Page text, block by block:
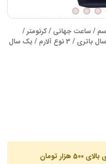
تلفن با اسم / ساعت جهانی / کرنومتر /
تقویم / ضد آب تا عمق 100 متری / 10 سال باتری / 3 نوع آلارم / یک سال
تومان